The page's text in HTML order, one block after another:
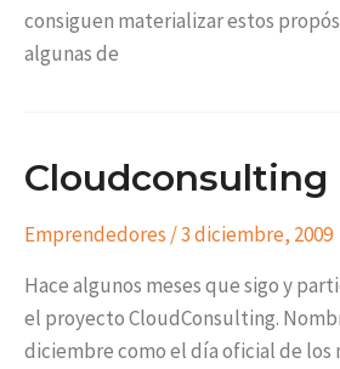
consiguen materializar estos
algunas de
Cloudconsulting
Emprendedores /3 diciembre, 2009
Hace algunos meses que sigo y
el proyecto CloudConsulting.
diciembre como el día oficial de los